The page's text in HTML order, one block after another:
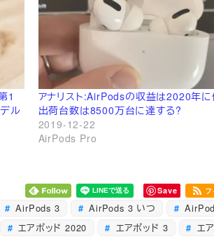
1
ル
アナリスト:AirPodsの収益は2020年に
出荷台数は8500万台に達する?
2019-12-22
AirPods Pro
Save フ
AirPods 3 AirPods 3 いつ
エアポッド 2020 エアポッド 3 エ